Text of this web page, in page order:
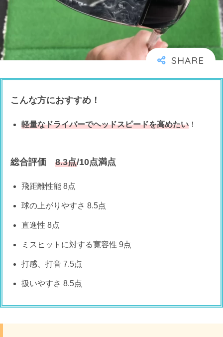
こんな方におすすめ！
軽量なドライバーでヘッドスピードを高めたい ！
総合評価 8.3点/10点満点
飛距離性能 8点
球の上がりやすさ 8.5点
直進性 8点
ミスヒットに対する寛容性 9点
打感、打音 7.5点
扱いやすさ 8.5点